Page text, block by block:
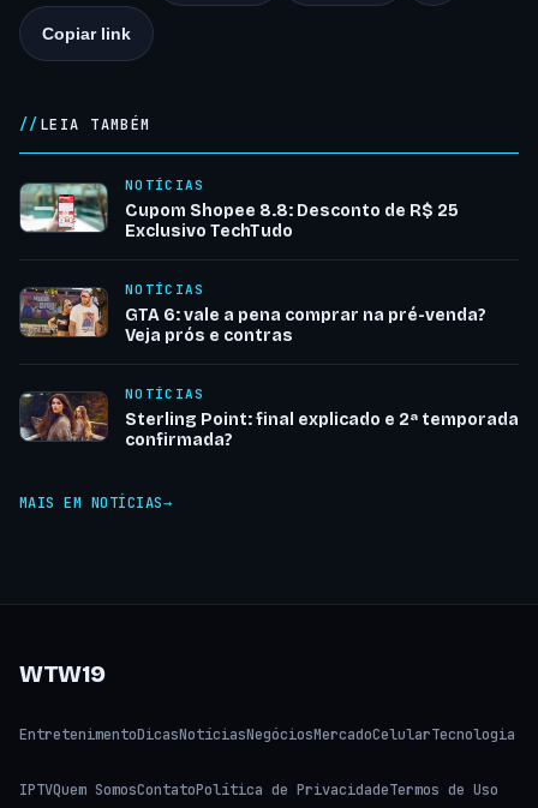
Copiar link
LEIA TAMBÉM
NOTÍCIAS
Cupom Shopee 8.8: Desconto de R$ 25
Exclusivo TechTudo
NOTÍCIAS
GTA 6: vale a pena comprar na pré-venda?
Veja prós e contras
NOTÍCIAS
Sterling Point: final explicado e 2ª temporada
confirmada?
MAIS EM NOTÍCIAS
WTW19
EntretenimentoDicasNotíciasNegóciosMercadoCelularTecnologia
IPTVQuem SomosContatoPolítica de PrivacidadeTermos de Uso